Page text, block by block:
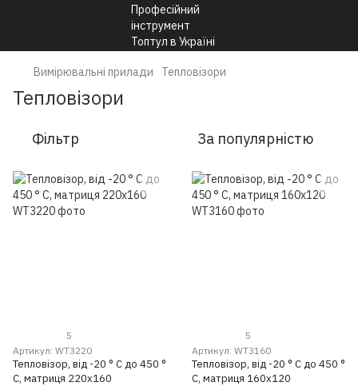
Вимірювальні прилади Тепловізори
Тепловізори
Фільтр За популярністю
5
Артикул: WT3220
Тепловізор, від -20 ° С до 450 °
С, матриця 220х160
5
Артикул: WT3160
Тепловізор, від -20 ° С до 450 °
С, матриця 160х120